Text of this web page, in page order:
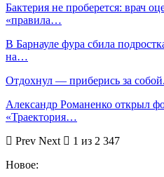
Бактерия не проберется: врач
«правила…
В Барнауле фура сбила
на…
Отдохнул — приберись за
Александр Романенко открыл
«Траектория…
Prev Next
1 из 2 347
Новое: